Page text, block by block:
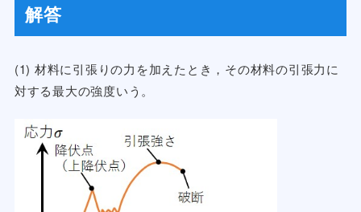
解答
(1) 材料に引張りの力を加えたとき，その材料の引張力に
対する最大の強度いう。